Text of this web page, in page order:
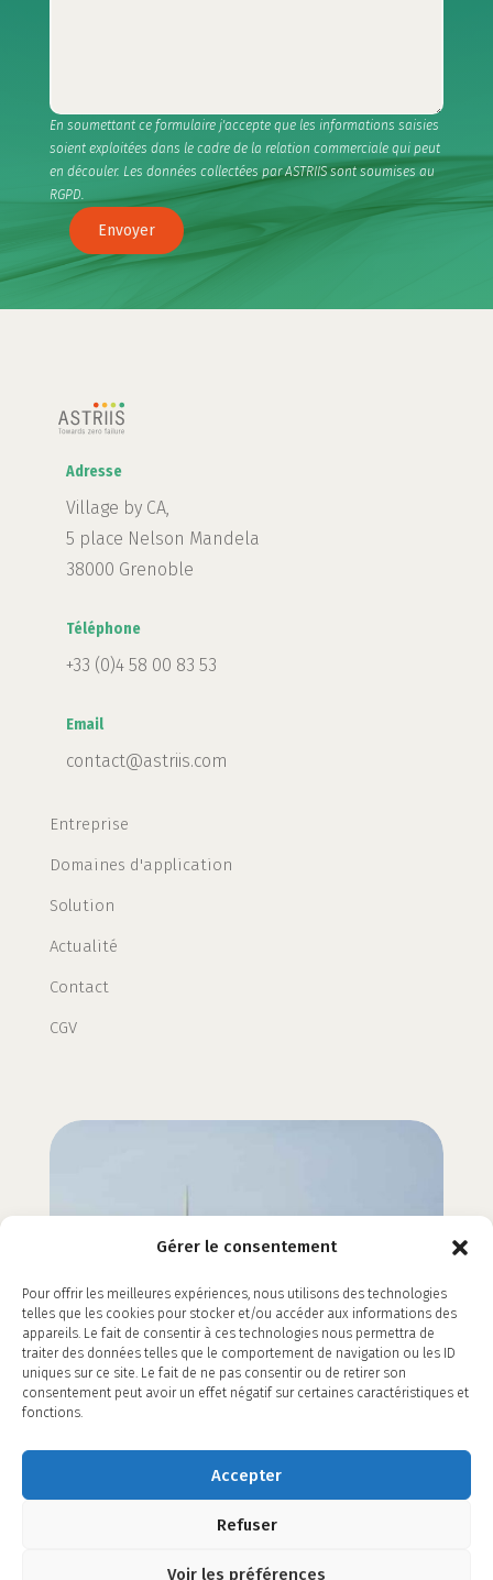
Gérer le consentement
Pour offrir les meilleures expériences, nous utilisons des technologies
telles que les cookies pour stocker et/ou accéder aux informations des
appareils. Le fait de consentir à ces technologies nous permettra de
traiter des données telles que le comportement de navigation ou les ID
uniques sur ce site. Le fait de ne pas consentir ou de retirer son
consentement peut avoir un effet négatif sur certaines caractéristiques et
fonctions.
Accepter
Refuser
Voir les préférences
En soumettant ce formulaire j'accepte que les informations saisies
soient exploitées dans le cadre de la relation commerciale qui peut
en découler. Les données collectées par ASTRIIS sont soumises au
RGPD.
Envoyer
Adresse
Village by CA,
5 place Nelson Mandela
38000 Grenoble
Téléphone
+33 (0)4 58 00 83 53
Email
contact@astriis.com
Entreprise
Domaines d'application
Solution
Actualité
Contact
CGV
Mentions Légales